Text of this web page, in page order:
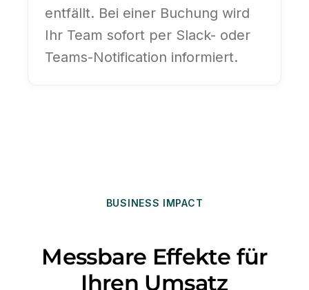
entfällt. Bei einer Buchung wird
Ihr Team sofort per Slack- oder
Teams-Notification informiert.
BUSINESS IMPACT
Messbare Effekte für
Ihren Umsatz